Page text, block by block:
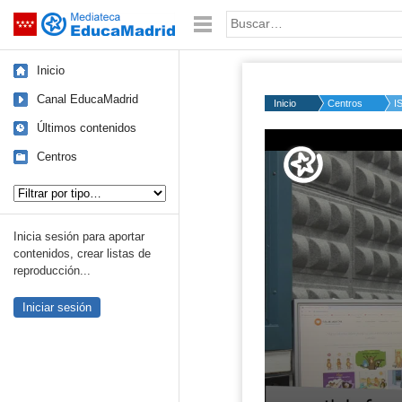
Saltar navegación Palabra o frase:
Inicio
Canal EducaMadrid
Últimos contenidos
Centros
Inicia sesión para aportar
contenidos, crear listas de
reproducción...
Iniciar sesión
Inicio Centros